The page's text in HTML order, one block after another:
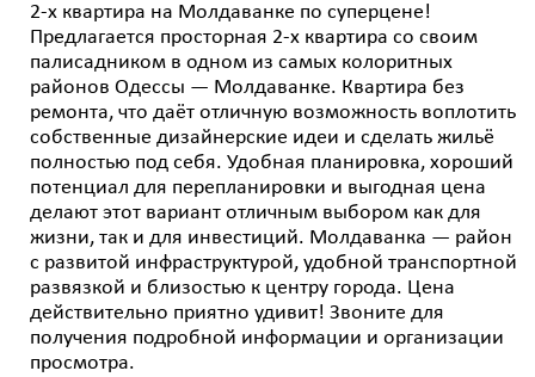
2-х квартира на Молдаванке по суперцене!
Предлагается просторная 2-х квартира со своим
палисадником в одном из самых колоритных
районов Одессы — Молдаванке. Квартира без
ремонта, что даёт отличную возможность воплотить
собственные дизайнерские идеи и сделать жильё
полностью под себя. Удобная планировка, хороший
потенциал для перепланировки и выгодная цена
делают этот вариант отличным выбором как для
жизни, так и для инвестиций. Молдаванка — район
с развитой инфраструктурой, удобной транспортной
развязкой и близостью к центру города. Цена
действительно приятно удивит! Звоните для
получения подробной информации и организации
просмотра.